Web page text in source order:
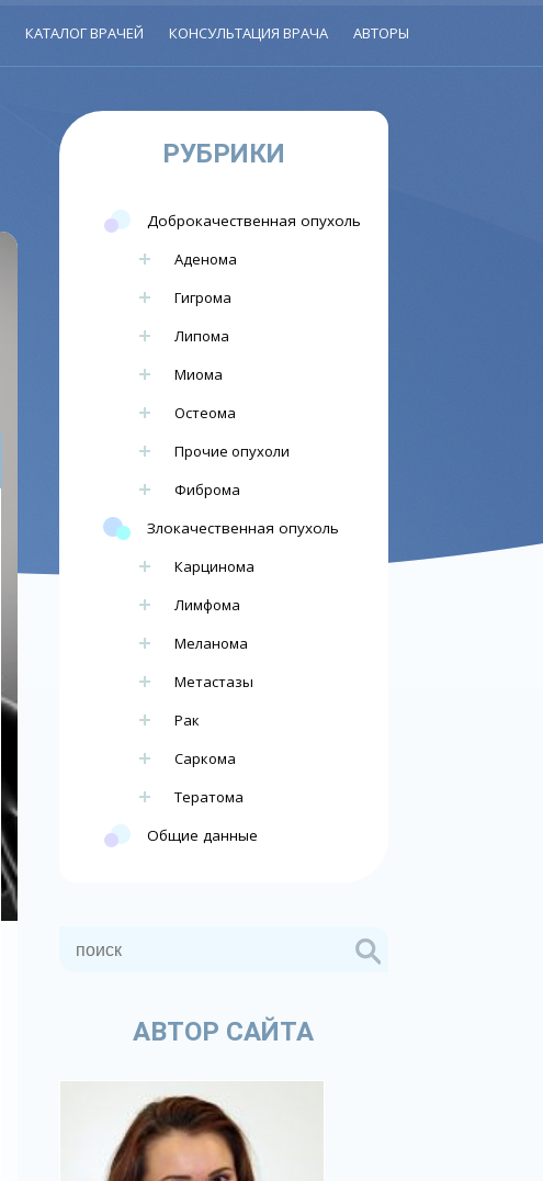
КАТАЛОГ ВРАЧЕЙ КОНСУЛЬТАЦИЯ ВРАЧА АВТОРЫ
РУБРИКИ
Доброкачественная опухоль
Аденома
Гигрома
Липома
Миома
Остеома
Прочие опухоли
Фиброма
Злокачественная опухоль
Карцинома
Лимфома
Меланома
Метастазы
Рак
Саркома
Тератома
Общие данные
АВТОР САЙТА